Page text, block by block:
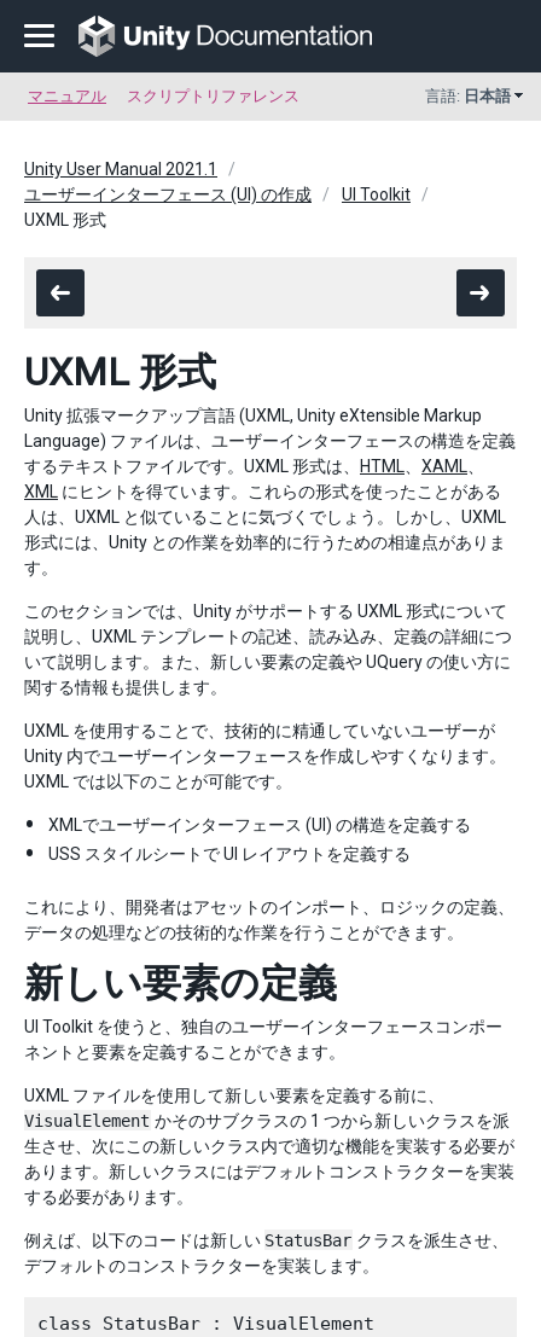
マニュアル スクリプトリファレンス 言語: 日本語
Unity User Manual 2021.1
ユーザーインターフェース (UI) の作成
UI Toolkit
UXML 形式
UXML 形式
Unity 拡張マークアップ言語 (UXML, Unity eXtensible Markup
Language) ファイルは、ユーザーインターフェースの構造を定義
するテキストファイルです。UXML 形式は、
HTML XAML
XML にヒントを得ています。これらの形式を使ったことがある
人は、UXML と似ていることに気づくでしょう。しかし、UXML
形式には、Unity との作業を効率的に行うための相違点がありま
す。
このセクションでは、Unity がサポートする UXML 形式について
説明し、UXML テンプレートの記述、読み込み、定義の詳細につ
いて説明します。また、新しい要素の定義や UQuery の使い方に
関する情報も提供します。
UXML を使用することで、技術的に精通していないユーザーが
Unity 内でユーザーインターフェースを作成しやすくなります。
UXML では以下のことが可能です。
XMLでユーザーインターフェース (UI) の構造を定義する
USS スタイルシートで UI レイアウトを定義する
これにより、開発者はアセットのインポート、ロジックの定義、
データの処理などの技術的な作業を行うことができます。
新しい要素の定義
UI Toolkit を使うと、独自のユーザーインターフェースコンポー
ネントと要素を定義することができます。
UXML ファイルを使用して新しい要素を定義する前に、
VisualElement かそのサブクラスの 1 つから新しいクラスを派
生させ、次にこの新しいクラス内で適切な機能を実装する必要が
あります。新しいクラスにはデフォルトコンストラクターを実装
する必要があります。
例えば、以下のコードは新しい StatusBar クラスを派生させ、
デフォルトのコンストラクターを実装します。
class StatusBar : VisualElement